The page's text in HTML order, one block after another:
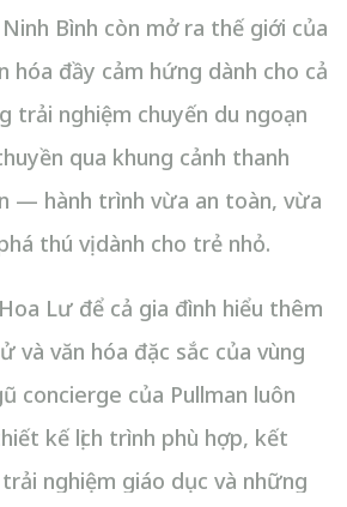
Bình còn mở ra thế giới của
hóa đầy cảm hứng dành cho cả
trải nghiệm chuyến du ngoạn
qua khung cảnh thanh
— hành trình vừa an toàn, vừa
thú vị dành cho trẻ nhỏ.
Lư để cả gia đình hiểu thêm
và văn hóa đặc sắc của vùng
concierge của Pullman luôn
kế lịch trình phù hợp, kết
nghiệm giáo dục và những